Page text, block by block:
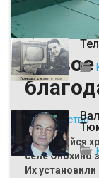
Живое
Общество
Строящийся
селе Онохино
Их
ВЫБОР